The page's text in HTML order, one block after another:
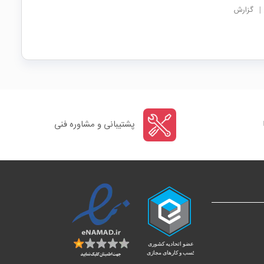
| گزارش
پشتیبانی و مشاوره فنی